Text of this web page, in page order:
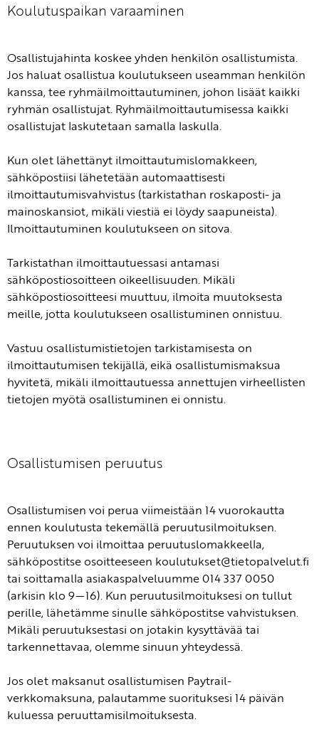
Koulutuspaikan varaaminen
Osallistujahinta koskee yhden henkilön osallistumista.
Jos haluat osallistua koulutukseen useamman henkilön
kanssa, tee ryhmäilmoittautuminen, johon lisäät kaikki
ryhmän osallistujat. Ryhmäilmoittautumisessa kaikki
osallistujat laskutetaan samalla laskulla.
Kun olet lähettänyt ilmoittautumislomakkeen,
sähköpostiisi lähetetään automaattisesti
ilmoittautumisvahvistus (tarkistathan roskaposti- ja
mainoskansiot, mikäli viestiä ei löydy saapuneista).
Ilmoittautuminen koulutukseen on sitova.
Tarkistathan ilmoittautuessasi antamasi
sähköpostiosoitteen oikeellisuuden. Mikäli
sähköpostiosoitteesi muuttuu, ilmoita muutoksesta
meille, jotta koulutukseen osallistuminen onnistuu.
Vastuu osallistumistietojen tarkistamisesta on
ilmoittautumisen tekijällä, eikä osallistumismaksua
hyvitetä, mikäli ilmoittautuessa annettujen virheellisten
tietojen myötä osallistuminen ei onnistu.
Osallistumisen peruutus
Osallistumisen voi perua viimeistään 14 vuorokautta
ennen koulutusta tekemällä peruutusilmoituksen.
Peruutuksen voi ilmoittaa peruutuslomakkeella,
sähköpostitse osoitteeseen koulutukset@tietopalvelut.fi
tai soittamalla asiakaspalveluumme 014 337 0050
(arkisin klo 9—16). Kun peruutusilmoituksesi on tullut
perille, lähetämme sinulle sähköpostitse vahvistuksen.
Mikäli peruutuksestasi on jotakin kysyttävää tai
tarkennettavaa, olemme sinuun yhteydessä.
Jos olet maksanut osallistumisen Paytrail-
verkkomaksuna, palautamme suorituksesi 14 päivän
kuluessa peruuttamisilmoituksesta.